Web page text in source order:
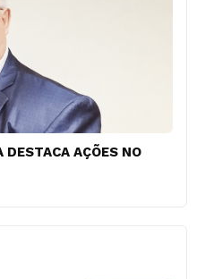
DESTACA AÇÕES NO